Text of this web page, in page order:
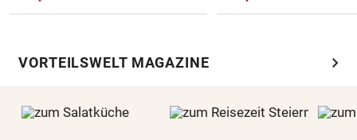
VORTEILSWELT MAGAZINE chevron_right